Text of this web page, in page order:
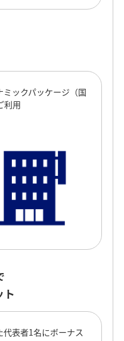
ックパッケージ（国
利用
ト
表者1名にボーナス